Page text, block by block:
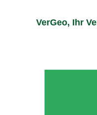
VerGeo, Ihr